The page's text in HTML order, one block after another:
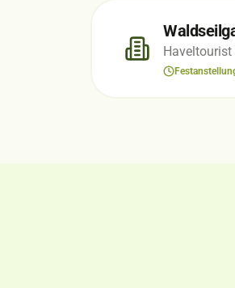
Haveltourist